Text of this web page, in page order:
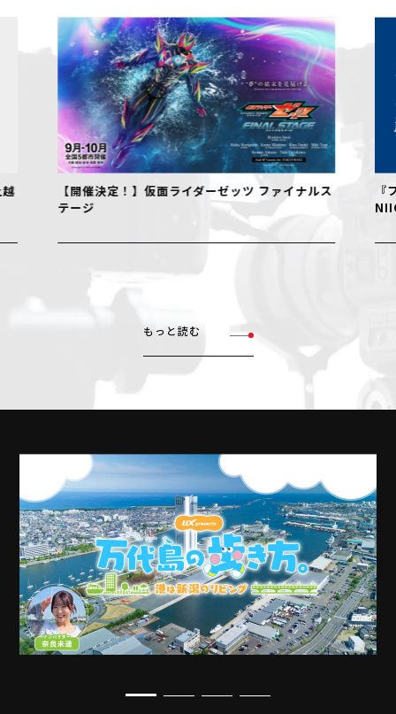
【開催決定！】仮面ライダーゼッツ ファイナルス
テージ
『フェ
もっと読む